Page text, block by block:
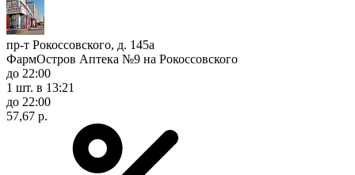
пр-т Рокоссовского, д. 145а
ФармОстров Аптека №9 на Рокоссовского
до 22:00
1 шт. в 13:21
до 22:00
57,67 р.